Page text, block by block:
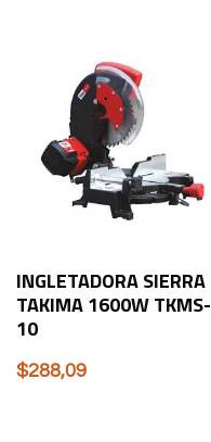
INGLETADORA SIERRA
TAKIMA 1600W TKMS-
10
$288,09